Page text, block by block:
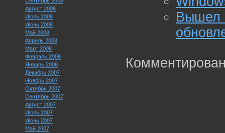
Август 2008
Июль 2008
Июнь 2008
Май 2008
Апрель 2008
Март 2008
Февраль 2008
Январь 2008
Декабрь 2007
Ноябрь 2007
Октябрь 2007
Сентябрь 2007
Август 2007
Июль 2007
Июнь 2007
Май 2007